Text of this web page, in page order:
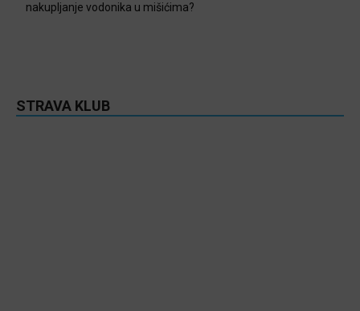
nakupljanje vodonika u mišićima?
STRAVA KLUB